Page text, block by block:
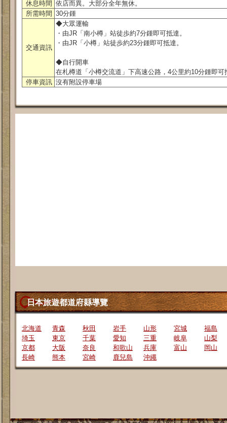
休息時間 依店而異。大部分全年無休。
所需時間 30分鍾
交通資訊
◆大眾運輸
・由JR「南小樽」站徒歩約7分鍾即可抵達。
・由JR「小樽」站徒歩約23分鍾即可抵達。
◆自行開車
在札樽道「小樽交流道」下高速公路，4公里約10分鍾即可
停車資訊 沒有附設停車場
日本旅遊都道府縣導覽
北海道 青森 秋田 岩手 山形 宮城
福島
埼玉
東京 千葉 愛知 三重 岐阜
山梨
京都
大阪 奈良 和歌山 兵庫 富山
岡山
長崎
熊本 宮崎 鹿兒島 沖繩